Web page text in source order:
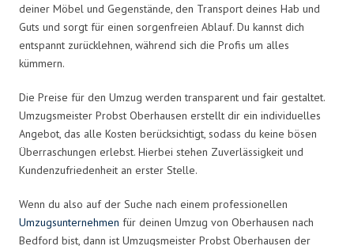
deiner Möbel und Gegenstände, den Transport deines Hab und
Guts und sorgt für einen sorgenfreien Ablauf. Du kannst dich
entspannt zurücklehnen, während sich die Profis um alles
kümmern.
Die Preise für den Umzug werden transparent und fair gestaltet.
Umzugsmeister Probst Oberhausen erstellt dir ein individuelles
Angebot, das alle Kosten berücksichtigt, sodass du keine bösen
Überraschungen erlebst. Hierbei stehen Zuverlässigkeit und
Kundenzufriedenheit an erster Stelle.
Wenn du also auf der Suche nach einem professionellen
Umzugsunternehmen für deinen Umzug von Oberhausen nach
Bedford bist, dann ist Umzugsmeister Probst Oberhausen der